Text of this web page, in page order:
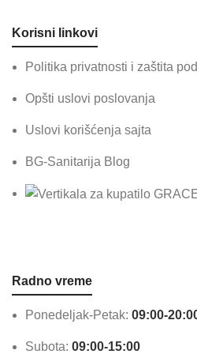
Korisni linkovi
Politika privatnosti i zaštita
Opšti uslovi poslovanja
Uslovi korišćenja sajta
BG-Sanitarija Blog
Radno vreme
Ponedeljak-Petak: 09:00-
Subota: 09:00-15:00